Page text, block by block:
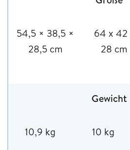
54,5 × 38,5 ×
28,5 cm
64 x 42
28 cm
Gewicht
10,9 kg 10 kg